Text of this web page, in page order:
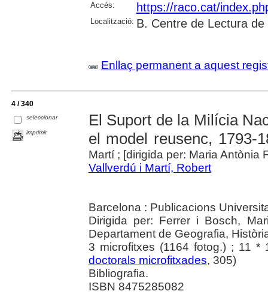
Accés: https://raco.cat/
Localització: B. Centre de Lectura
Enllaç permanent a aquest
4 / 340
seleccionar
imprimir
El Suport de la Milícia
el model reusenc, 1793-
Martí ; [dirigida per: Maria Antònia
Vallverdú i Martí, Robert
Barcelona : Publicacions
Dirigida per: Ferrer i Bosch,
Departament de Geografia,
3 microfitxes (1164 fotog.) ; 11
doctorals microfitxades, 305)
Bibliografia.
ISBN 8475285082